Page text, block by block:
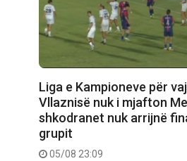
Liga e Kampioneve për
Vllaznisë nuk i mjafton
shkodranet nuk arrijnë
grupit
05/08 23:09